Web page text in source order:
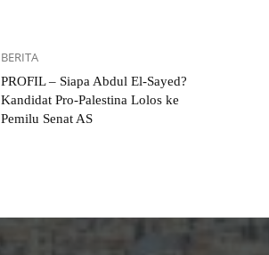
BERITA
PROFIL – Siapa Abdul El-Sayed?
Kandidat Pro-Palestina Lolos ke
Pemilu Senat AS